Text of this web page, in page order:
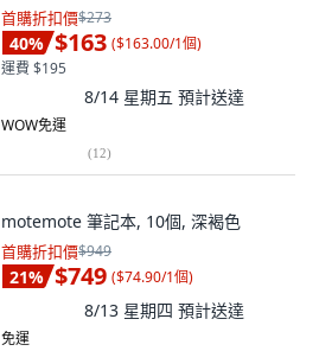
首購折扣價$273
40% $163 ($163.00/1個)
運費 $195
8/14 星期五 預計送達
WOW免運
(12)
motemote 筆記本, 10個, 深褐色
首購折扣價$949
21% $749 ($74.90/1個)
8/13 星期四 預計送達
免運